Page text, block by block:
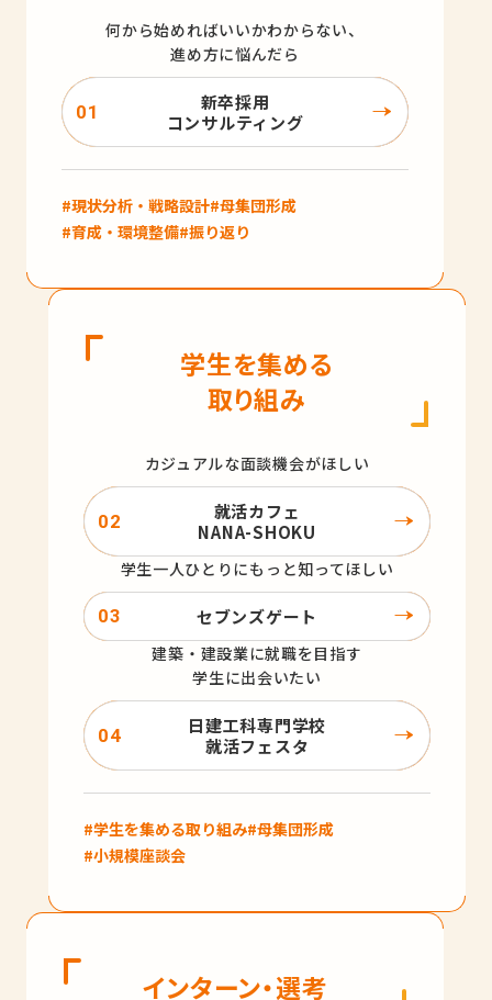
何から始めればいいかわからない、
進め方に悩んだら
新卒採用
コンサルティング
#現状分析・戦略設計#母集団形成
#育成・環境整備#振り返り
学生を集める
取り組み
カジュアルな面談機会がほしい
就活カフェ
NANA-SHOKU
学生一人ひとりにもっと知ってほしい
セブンズゲート
建築・建設業に就職を目指す
学生に出会いたい
日建工科専門学校
就活フェスタ
#学生を集める取り組み#母集団形成
#小規模座談会
インターン・選考